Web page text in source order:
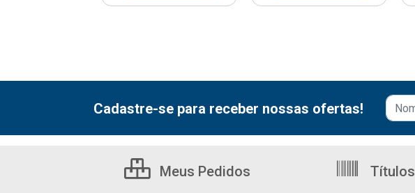
Cadastre-se para receber nossas ofertas!
Meus Pedidos Títulos